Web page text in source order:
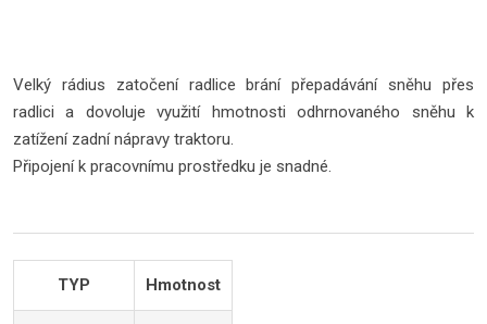
Velký rádius zatočení radlice brání přepadávání sněhu přes
radlici a dovoluje využití hmotnosti odhrnovaného sněhu k
zatížení zadní nápravy traktoru.
Připojení k pracovnímu prostředku je snadné.
TYP Hmotnost